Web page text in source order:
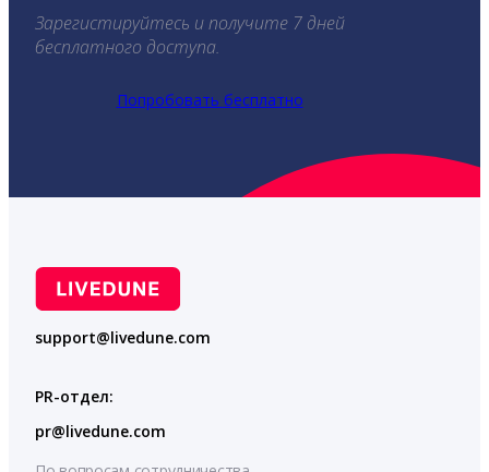
Зарегистируйтесь и получите 7 дней
бесплатного доступа.
Попробовать бесплатно
support@livedune.com
PR-отдел:
pr@livedune.com